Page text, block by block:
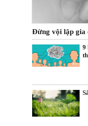
Đừng vội lập gia
9